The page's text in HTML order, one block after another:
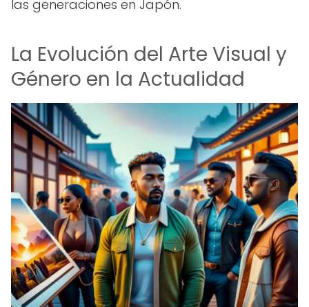
las generaciones en Japón.
La Evolución del Arte Visual y
Género en la Actualidad